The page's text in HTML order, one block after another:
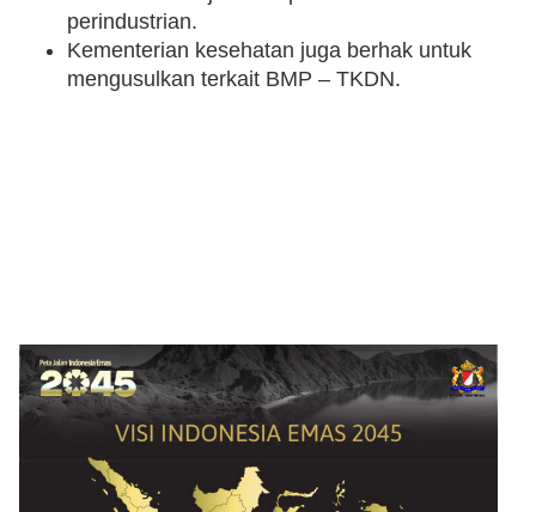
perindustrian.
Kementerian kesehatan juga berhak untuk
mengusulkan terkait BMP – TKDN.